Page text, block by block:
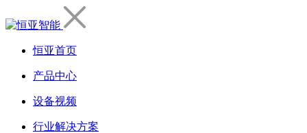
恒亚首页
产品中心
设备视频
行业解决方案